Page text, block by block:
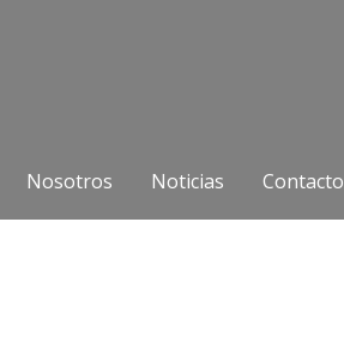
Nosotros Noticias Contacto